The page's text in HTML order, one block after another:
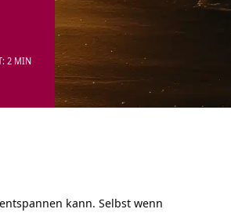
2 MIN
kann. Selbst wenn